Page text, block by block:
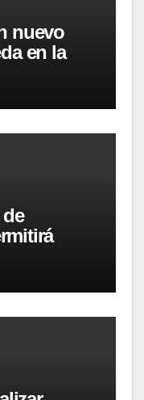
nuevo
en la